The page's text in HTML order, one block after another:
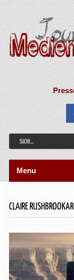
Menu
CLAIRE